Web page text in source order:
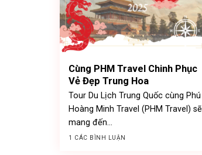
Cùng PHM Travel Chinh Phục
Vẻ Đẹp Trung Hoa
Tour Du Lịch Trung Quốc cùng Phú
Hoàng Minh Travel (PHM Travel) sẽ
mang đến...
1 CÁC BÌNH LUẬN